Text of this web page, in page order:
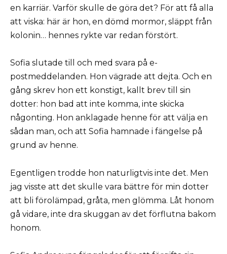
en karriär. Varför skulle de göra det? För att få alla
att viska: här är hon, en dömd mormor, släppt från
kolonin… hennes rykte var redan förstört.
Sofia slutade till och med svara på e-
postmeddelanden. Hon vägrade att dejta. Och en
gång skrev hon ett konstigt, kallt brev till sin
dotter: hon bad att inte komma, inte skicka
någonting. Hon anklagade henne för att välja en
sådan man, och att Sofia hamnade i fängelse på
grund av henne.
Egentligen trodde hon naturligtvis inte det. Men
jag visste att det skulle vara bättre för min dotter
att bli förolämpad, gråta, men glömma. Låt honom
gå vidare, inte dra skuggan av det förflutna bakom
honom.